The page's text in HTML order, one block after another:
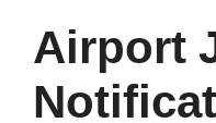
Airport